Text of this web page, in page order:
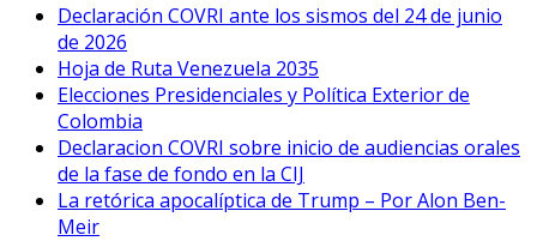
Declaración COVRI ante los sismos del 24 de junio
de 2026
Hoja de Ruta Venezuela 2035
Elecciones Presidenciales y Política Exterior de
Colombia
Declaracion COVRI sobre inicio de audiencias orales
de la fase de fondo en la CIJ
La retórica apocalíptica de Trump – Por Alon Ben-
Meir